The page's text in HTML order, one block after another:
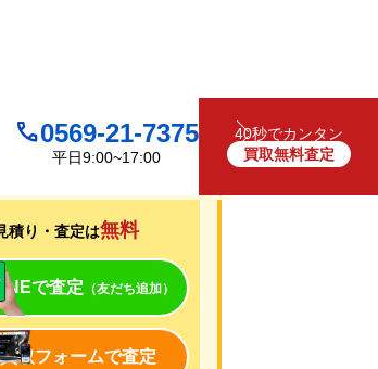
0569-21-7375
平日9:00~17:00
40秒でカンタン
買取無料査定
買取について
積り・査定は無料
で査定 （友だち追加）
買取フォームで査定